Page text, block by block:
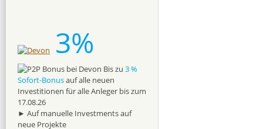
3%
Bis zu 3 %
Sofort-Bonusauf alle neuen
Investitionen für alle Anleger bis zum
17.08.26
► Auf manuelle Investments auf
neue Projekte